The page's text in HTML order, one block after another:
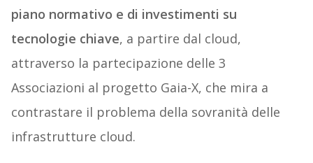
piano normativo e di investimenti su
tecnologie chiave, a partire dal cloud,
attraverso la partecipazione delle 3
Associazioni al progetto Gaia-X, che mira a
contrastare il problema della sovranità delle
infrastrutture cloud.